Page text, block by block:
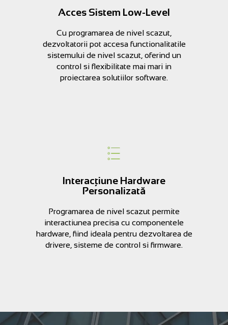
Acces Sistem Low-Level
Cu programarea de nivel scazut,
dezvoltatorii pot accesa functionalitatile
sistemului de nivel scazut, oferind un
control si flexibilitate mai mari in
proiectarea solutiilor software.
Interacțiune Hardware
Personalizată
Programarea de nivel scazut permite
interactiunea precisa cu componentele
hardware, fiind ideala pentru dezvoltarea de
drivere, sisteme de control si firmware.